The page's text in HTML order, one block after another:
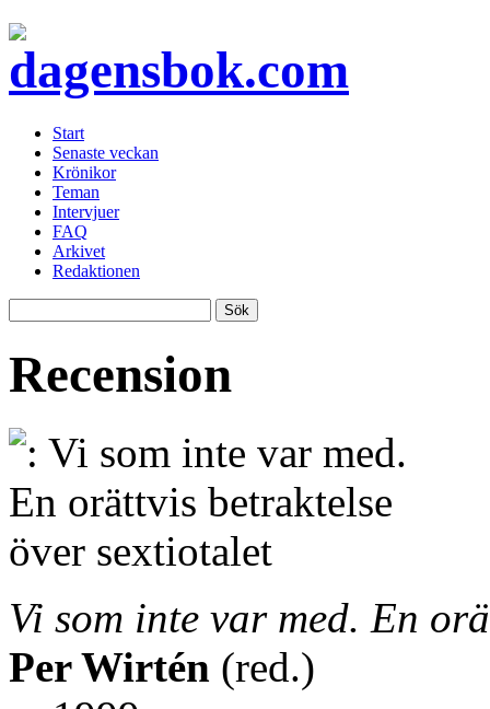
Start
Senaste veckan
Krönikor
Teman
Intervjuer
FAQ
Arkivet
Redaktionen
Recension
Vi som inte var med. En
Per Wirtén (red.)